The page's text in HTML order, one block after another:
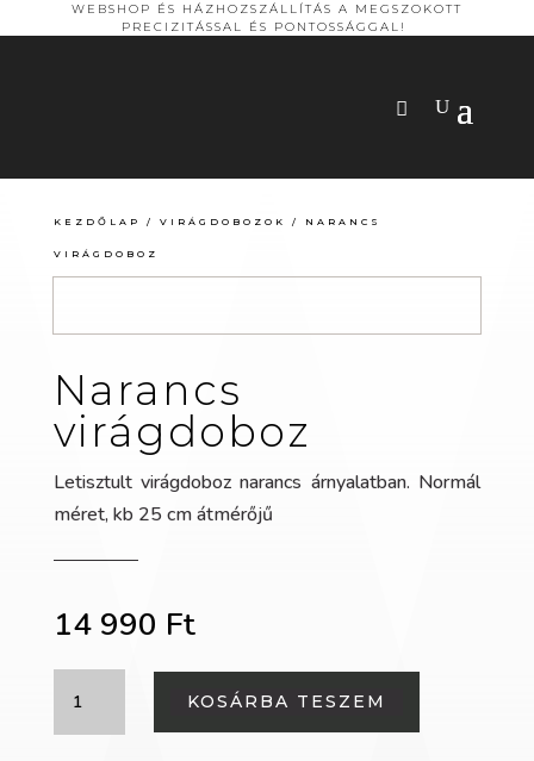
WEBSHOP ÉS HÁZHOZSZÁLLÍTÁS A MEGSZOKOTT
PRECIZITÁSSAL ÉS PONTOSSÁGGAL!
KEZDŐLAP / VIRÁGDOBOZOK / NARANCS
VIRÁGDOBOZ
Narancs
virágdoboz
Letisztult virágdoboz narancs árnyalatban. Normál
méret, kb 25 cm átmérőjű
14 990 Ft
virágdoboz
KOSÁRBA TESZEM